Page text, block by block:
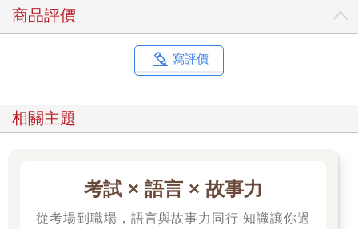
商品評價
寫評價
相關主題
考試 × 語言 × 故事力
從考場到職場，語言與故事力同行 知識讓你過